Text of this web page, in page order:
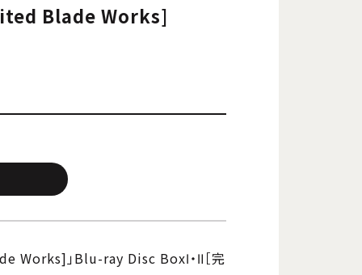
Blade Works]
」Blu-ray Disc BoxⅠ・Ⅱ［完